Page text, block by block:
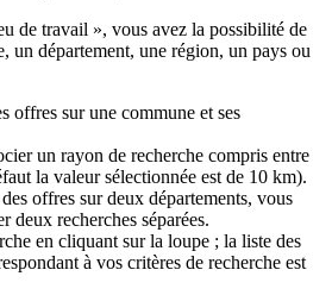
de travail », vous avez la possibilité de
un département, une région, un pays ou
offres sur une commune et ses
un rayon de recherche compris entre
la valeur sélectionnée est de 10 km).
offres sur deux départements, vous
deux recherches séparées.
en cliquant sur la loupe ; la liste des
à vos critères de recherche est